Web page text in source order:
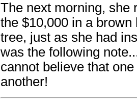
The next morning, she
the $10,000 in a
tree, just as she had
was the following
cannot believe that
another!